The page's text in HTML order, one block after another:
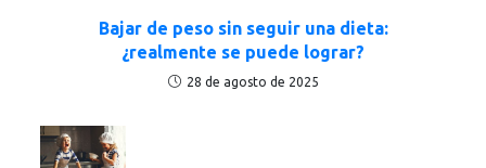
Bajar de peso sin seguir una dieta:
¿realmente se puede lograr?
28 de agosto de 2025